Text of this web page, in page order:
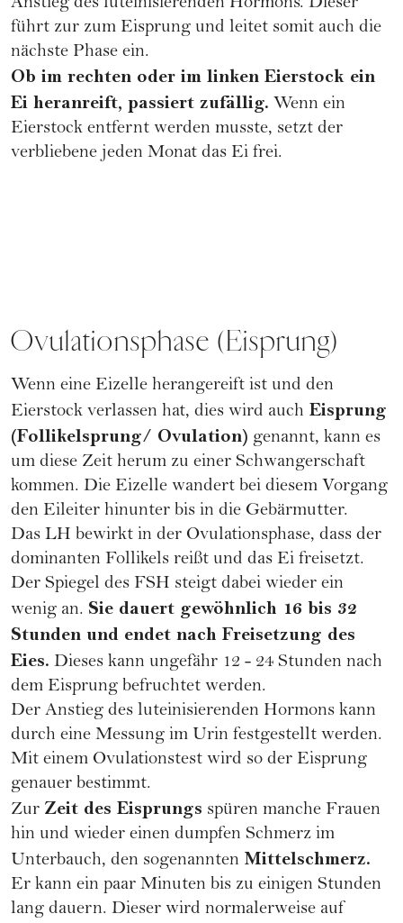
Anstieg des luteinisierenden Hormons. Dieser
führt zur zum Eisprung und leitet somit auch die
nächste Phase ein.
Ob im rechten oder im linken Eierstock ein
Ei heranreift, passiert zufällig. Wenn ein
Eierstock entfernt werden musste, setzt der
verbliebene jeden Monat das Ei frei.
Ovulationsphase (Eisprung)
Wenn eine Eizelle herangereift ist und den
Eierstock verlassen hat, dies wird auch Eisprung
(Follikelsprung/ Ovulation) genannt, kann es
um diese Zeit herum zu einer Schwangerschaft
kommen. Die Eizelle wandert bei diesem Vorgang
den Eileiter hinunter bis in die Gebärmutter.
Das LH bewirkt in der Ovulationsphase, dass der
dominanten Follikels reißt und das Ei freisetzt.
Der Spiegel des FSH steigt dabei wieder ein
wenig an. Sie dauert gewöhnlich 16 bis 32
Stunden und endet nach Freisetzung des
Eies. Dieses kann ungefähr 12 - 24 Stunden nach
dem Eisprung befruchtet werden.
Der Anstieg des luteinisierenden Hormons kann
durch eine Messung im Urin festgestellt werden.
Mit einem Ovulationstest wird so der Eisprung
genauer bestimmt.
Zur Zeit des Eisprungs spüren manche Frauen
hin und wieder einen dumpfen Schmerz im
Unterbauch, den sogenannten Mittelschmerz.
Er kann ein paar Minuten bis zu einigen Stunden
lang dauern. Dieser wird normalerweise auf